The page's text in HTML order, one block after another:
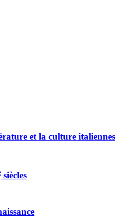
et la culture italiennes
siècles